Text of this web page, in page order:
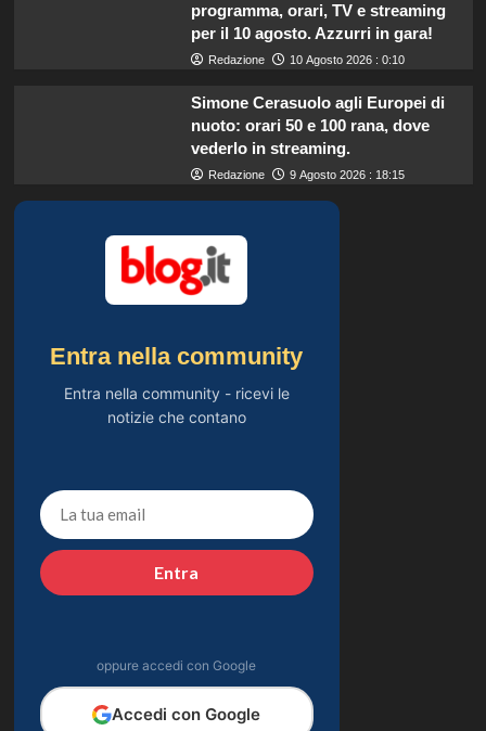
programma, orari, TV e streaming
per il 10 agosto. Azzurri in gara!
Redazione 10 Agosto 2026 : 0:10
Simone Cerasuolo agli Europei di
nuoto: orari 50 e 100 rana, dove
vederlo in streaming.
Redazione 9 Agosto 2026 : 18:15
Entra nella community
Entra nella community - ricevi le
notizie che contano
Entra
oppure accedi con Google
Accedi con Google